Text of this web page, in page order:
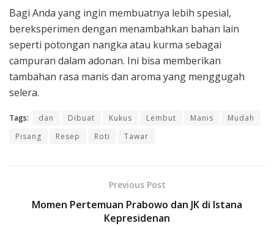
Bagi Anda yang ingin membuatnya lebih spesial,
bereksperimen dengan menambahkan bahan lain
seperti potongan nangka atau kurma sebagai
campuran dalam adonan. Ini bisa memberikan
tambahan rasa manis dan aroma yang menggugah
selera.
Tags: dan Dibuat Kukus Lembut Manis
Mudah
Pisang
Resep Roti Tawar
Previous Post
Momen Pertemuan Prabowo dan JK di Istana
Kepresidenan